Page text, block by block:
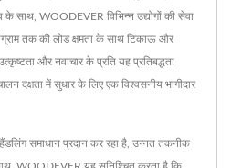
साथ, WOODEVER विभिन्न उद्योगों की सेवा
तक की लोड क्षमता के साथ टिकाऊ और
और नवाचार के प्रति यह प्रतिबद्धता
दक्षता में सुधार के लिए एक विश्वसनीय भागीदार
समाधान प्रदान कर रहा है, उन्नत तकनीक